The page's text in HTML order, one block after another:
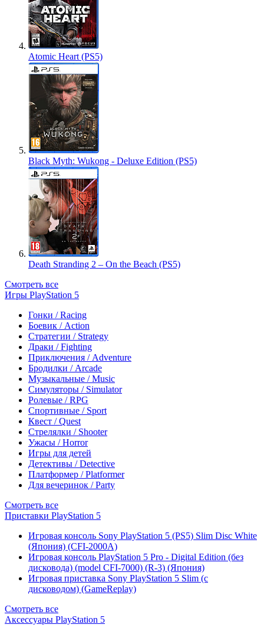
Atomic Heart (PS5)
Black Myth: Wukong - Deluxe Edition (PS5)
Death Stranding 2 – On the Beach (PS5)
Смотреть все
Игры PlayStation 5
Гонки / Racing
Боевик / Action
Стратегии / Strategy
Драки / Fighting
Приключения / Adventure
Бродилки / Arcade
Музыкальные / Music
Симуляторы / Simulator
Ролевые / RPG
Спортивные / Sport
Квест / Quest
Стрелялки / Shooter
Ужасы / Horror
Игры для детей
Детективы / Detective
Платформер / Platformer
Для вечеринок / Party
Смотреть все
Приставки PlayStation 5
Игровая консоль Sony PlayStation 5 (PS5) Slim Disc White
(Япония) (CFI-2000A)
Игровая консоль PlayStation 5 Pro - Digital Edition (без
дисковода) (model CFI-7000) (R-3) (Япония)
Игровая приставка Sony PlayStation 5 Slim (с
дисководом) (GameReplay)
Смотреть все
Аксессуары PlayStation 5